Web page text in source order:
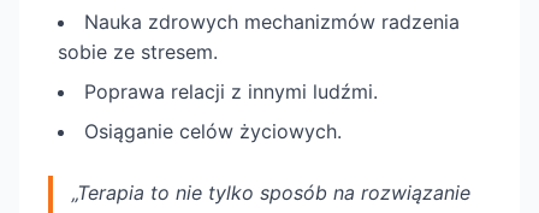
Nauka zdrowych mechanizmów radzenia
sobie ze stresem.
Poprawa relacji z innymi ludźmi.
Osiąganie celów życiowych.
„Terapia to nie tylko sposób na rozwiązanie